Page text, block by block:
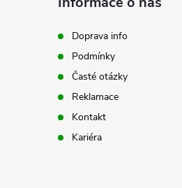
Doprava info
Podmínky
Časté otázky
Reklamace
Kontakt
Kariéra